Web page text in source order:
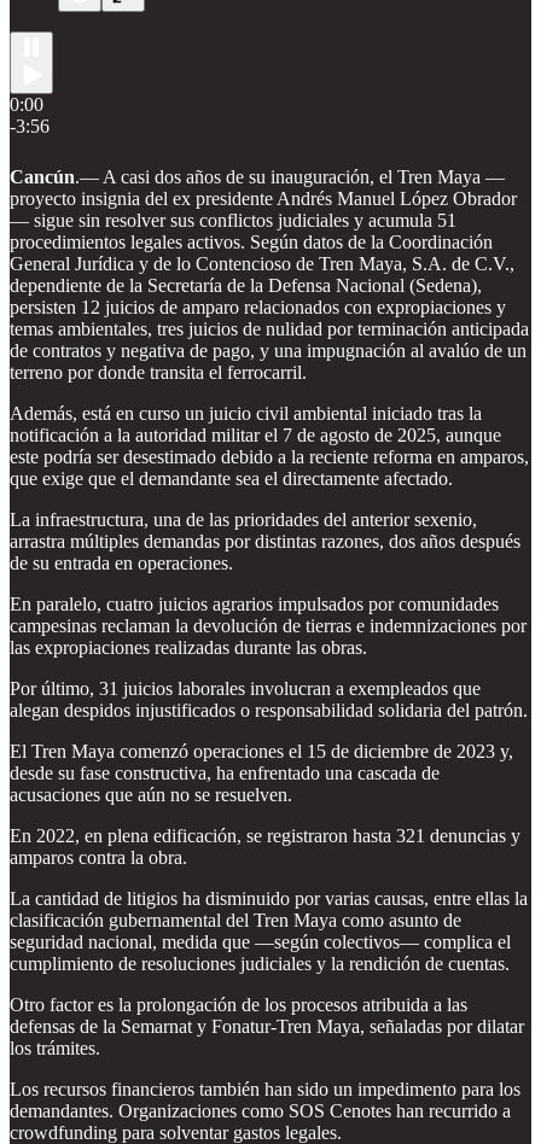
0:00
-3:56
Cancún.— A casi dos años de su inauguración, el Tren Maya —
proyecto insignia del ex presidente Andrés Manuel López Obrador
— sigue sin resolver sus conflictos judiciales y acumula 51
procedimientos legales activos. Según datos de la Coordinación
General Jurídica y de lo Contencioso de Tren Maya, S.A. de C.V.,
dependiente de la Secretaría de la Defensa Nacional (Sedena),
persisten 12 juicios de amparo relacionados con expropiaciones y
temas ambientales, tres juicios de nulidad por terminación anticipada
de contratos y negativa de pago, y una impugnación al avalúo de un
terreno por donde transita el ferrocarril.
Además, está en curso un juicio civil ambiental iniciado tras la
notificación a la autoridad militar el 7 de agosto de 2025, aunque
este podría ser desestimado debido a la reciente reforma en amparos,
que exige que el demandante sea el directamente afectado.
La infraestructura, una de las prioridades del anterior sexenio,
arrastra múltiples demandas por distintas razones, dos años después
de su entrada en operaciones.
En paralelo, cuatro juicios agrarios impulsados por comunidades
campesinas reclaman la devolución de tierras e indemnizaciones por
las expropiaciones realizadas durante las obras.
Por último, 31 juicios laborales involucran a exempleados que
alegan despidos injustificados o responsabilidad solidaria del patrón.
El Tren Maya comenzó operaciones el 15 de diciembre de 2023 y,
desde su fase constructiva, ha enfrentado una cascada de
acusaciones que aún no se resuelven.
En 2022, en plena edificación, se registraron hasta 321 denuncias y
amparos contra la obra.
La cantidad de litigios ha disminuido por varias causas, entre ellas la
clasificación gubernamental del Tren Maya como asunto de
seguridad nacional, medida que —según colectivos— complica el
cumplimiento de resoluciones judiciales y la rendición de cuentas.
Otro factor es la prolongación de los procesos atribuida a las
defensas de la Semarnat y Fonatur-Tren Maya, señaladas por dilatar
los trámites.
Los recursos financieros también han sido un impedimento para los
demandantes. Organizaciones como SOS Cenotes han recurrido a
crowdfunding para solventar gastos legales.